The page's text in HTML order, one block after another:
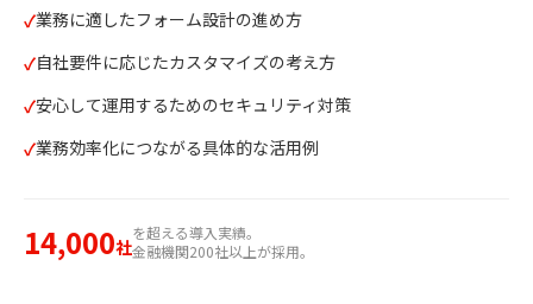
業務に適したフォーム設計の進め方
自社要件に応じたカスタマイズの考え方
安心して運用するためのセキュリティ対策
業務効率化につながる具体的な活用例
14,000社
を超える導入実績。
金融機関200社以上が採用。